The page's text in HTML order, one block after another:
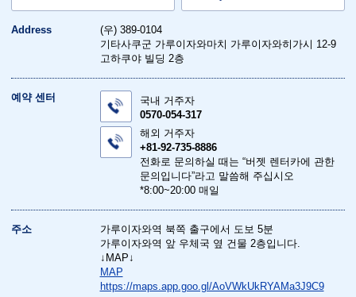
Address
(우) 389-0104
기타사쿠군 가루이자와마치 가루이자와히가시 12-9
고하쿠야 빌딩 2층
예약 센터
국내 거주자
0570-054-317
해외 거주자
+81-92-735-8886
전화로 문의하실 때는 “버젯 렌터카에 관한
문의입니다”라고 말씀해 주십시오
*8:00~20:00 매일
주소
가루이자와역 북쪽 출구에서 도보 5분
가루이자와역 앞 우체국 옆 건물 2층입니다.
↓MAP↓
MAP
https://maps.app.goo.gl/AoVWkUkRYAMa3J9C9